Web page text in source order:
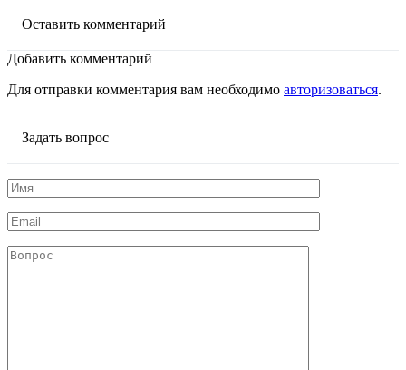
Оставить комментарий
Добавить комментарий
Для отправки комментария вам необходимо авторизоваться.
Задать вопрос